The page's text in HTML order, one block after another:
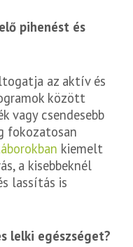
pihenést és
az aktív és
között
vagy csendesebb
fokozatosan
kiemelt
a kisebbeknél
lassítás is
lelki egészséget?